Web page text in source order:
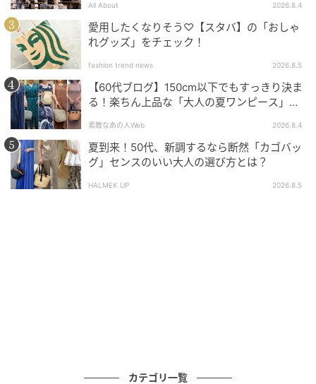
中綿でぷっくりと膨らんだフォルムが可愛いバッグ
は、ショルダーストラップを取り外して金具で留めれ
ばハンドバッグに早変わり！
内部にはオープンポケットが2つとファスナーポケット
が付いているので、小物も整理整頓して収納しやすく
なっています。
■中綿ショルダーバッグ 2,420円(税込)→値下げ1,650
円(税込)
All About 2026.8.4
愛用したくなりそう♡【スタバ】の「おしゃ
れグッズ」をチェック！
fashion trend news 2026.8.5
【60代ブログ】150cm以下でもすっきり決ま
る！楽ちん上品な「大人の夏ワンピース」コ
素敵なあの人Web 2026.8.4
夏到来！50代、新調するなら断然「カゴバッ
グ」センスのいい大人の選び方とは？
HALMEK UP 2026.8.5
カテゴリ一覧